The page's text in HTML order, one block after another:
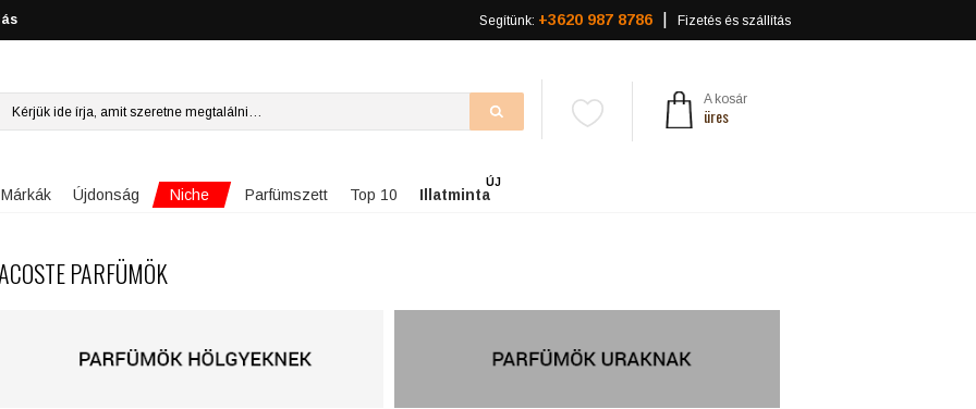
Segítünk: +3620 987 8786 Fizetés és szállítás
A kosár
üres
Márkák Újdonság Niche Parfümszett Top 10 Illatminta
ÚJ
PARFÜMÖK